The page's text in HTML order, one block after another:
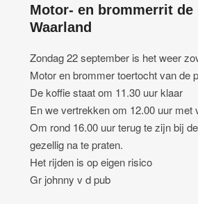
Motor- en brommerrit de
Waarland
Zondag 22 september is het weer
Motor en brommer toertocht van de
De koffie staat om 11.30 uur klaar
En we vertrekken om 12.00 uur met
Om rond 16.00 uur terug te zijn bij
gezellig na te praten.
Het rijden is op eigen risico
Gr johnny v d pub